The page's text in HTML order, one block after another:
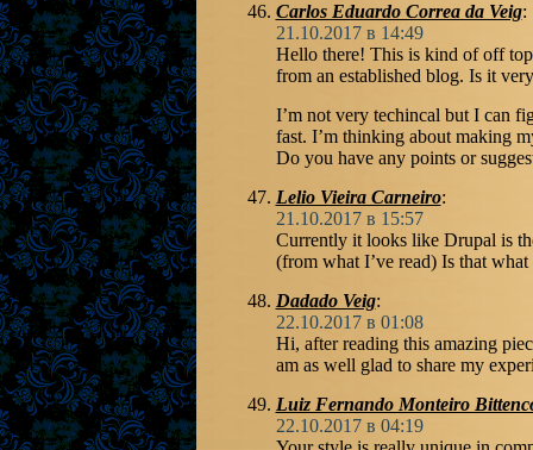
Carlos Eduardo Correa da Veig:
21.10.2017 в 14:49
Hello there! This is kind of off
from an established blog. Is it
I’m not very techincal but I can
fast. I’m thinking about making
Do you have any points or
Lelio Vieira Carneiro:
21.10.2017 в 15:57
Currently it looks like Drupal is
(from what I’ve read) Is that
Dadado Veig:
22.10.2017 в 01:08
Hi, after reading this amazing
am as well glad to share my
Luiz Fernando Monteiro
22.10.2017 в 04:19